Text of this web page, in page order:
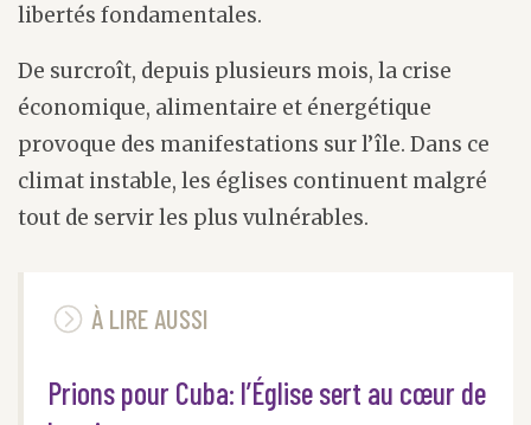
libertés fondamentales.
De surcroît, depuis plusieurs mois, la crise
économique, alimentaire et énergétique
provoque des manifestations sur l’île. Dans ce
climat instable, les églises continuent malgré
tout de servir les plus vulnérables.
À LIRE AUSSI
Prions pour Cuba: l’Église sert au cœur de